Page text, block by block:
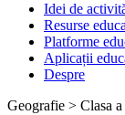
Idei de
Resurse
Platforme
Aplicații
Despre
Geografie > Clasa